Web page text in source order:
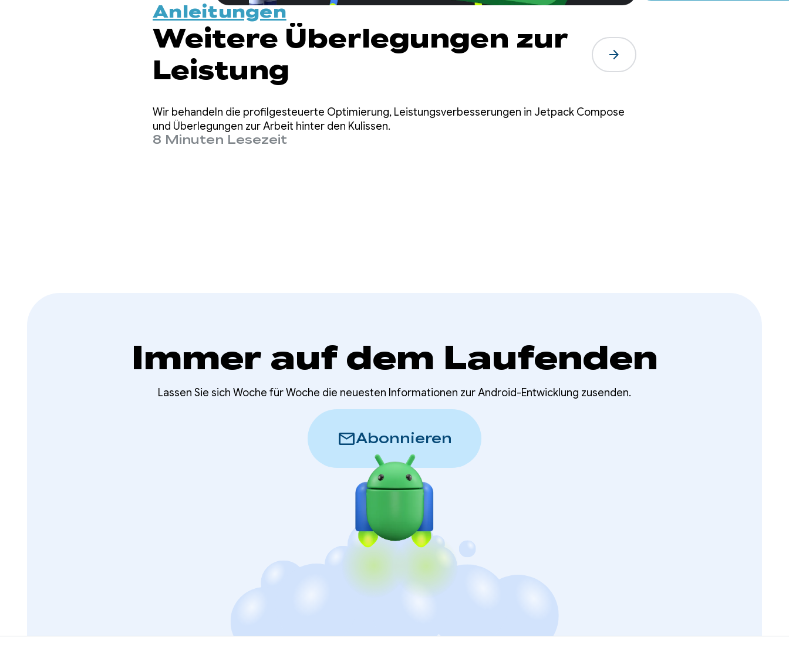
Anleitungen
Weitere Überlegungen zur
Leistung
arrow_forward
Wir behandeln die profilgesteuerte Optimierung, Leistungsverbesserungen in Jetpack Compose
und Überlegungen zur Arbeit hinter den Kulissen.
8 Minuten Lesezeit
Immer auf dem Laufenden
Lassen Sie sich Woche für Woche die neuesten Informationen zur Android-Entwicklung zusenden.
mailAbonnieren